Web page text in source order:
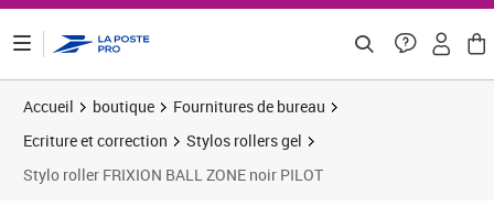
Accueil boutique
Fournitures de bureau
Ecriture et correction
Stylos rollers gel
Stylo roller FRIXION BALL ZONE noir PILOT